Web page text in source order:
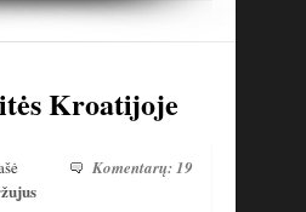
Kroatijoje
Komentarų: 19